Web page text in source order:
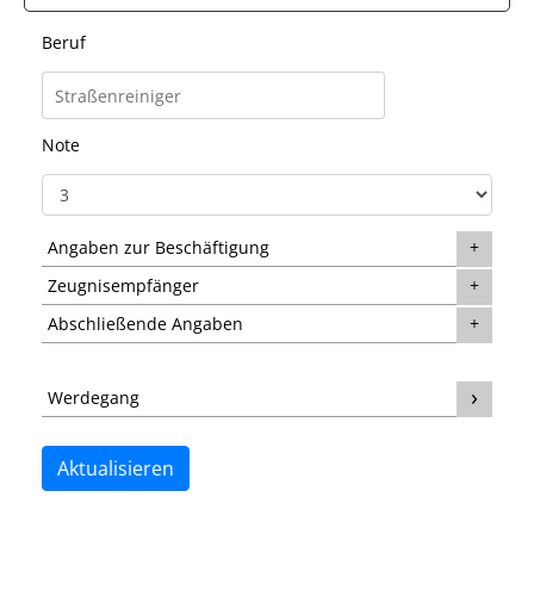
Beruf
Note
Angaben zur Beschäftigung
Zeugnisempfänger
Abschließende Angaben
Werdegang
Aktualisieren